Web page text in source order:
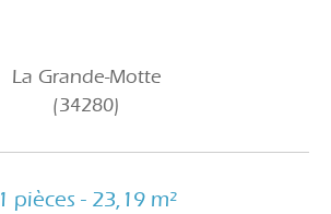
La Grande-Motte
(34280)
1 pièces - 23,19 m²